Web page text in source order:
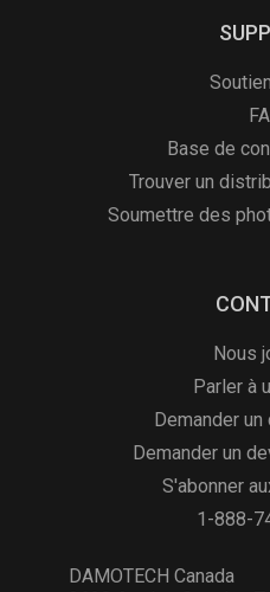
Base de
Trouver un
Soumettre des
Nous
Parler à
Demander
Demander un
S'abonner
1-888-
DAMOTECH Canada